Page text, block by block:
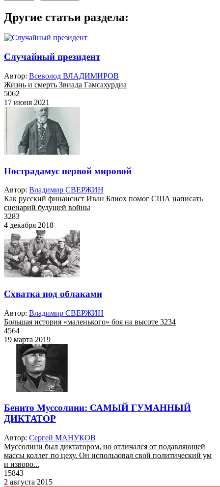
Другие статьи раздела:
Случайный президент
Автор: Всеволод ВЛАДИМИРОВ
Жизнь и смерть Звиада Гамсахурдиа
5062
17 июня 2021
Нострадамус первой мировой
Автор: Владимир СВЕРЖИН
Как русский финансист Иван Блиох помог США написать
сценарий будущей войны
3283
4 декабря 2018
Схватка под облаками
Автор: Владимир СВЕРЖИН
Большая история «маленького» боя на высоте 3234
4564
19 марта 2019
Бенито Муссолини: САМЫЙ ГУМАННЫЙ
ДИКТАТОР
Автор: Сергей МАНУКОВ
Муссолини был диктатором, но отличался от подавляющей
массы коллег по цеху. Он использовал свой политический ум
и изворо...
15843
2 августа 2015